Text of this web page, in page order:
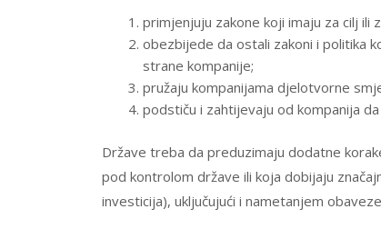
primjenjuju zakone koji imaju za cilj ili
obezbijede da ostali zakoni i politika
strane kompanije;
pružaju kompanijama djelotvorne
podstiču i zahtijevaju od kompanija
Države treba da preduzimaju dodatne
pod kontrolom države ili koja dobijaju
investicija), uključujući i nametanjem